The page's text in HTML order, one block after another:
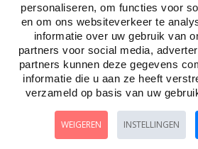
Aantal
Bestellen
Omschrijving Foto hoge resolutie
personaliseren, om functies voor
en om ons websiteverkeer te
informatie over uw gebruik van
partners voor social media,
partners kunnen deze gegevens
informatie die u aan ze heeft
verzameld op basis van uw
WEIGEREN INSTELLINGEN